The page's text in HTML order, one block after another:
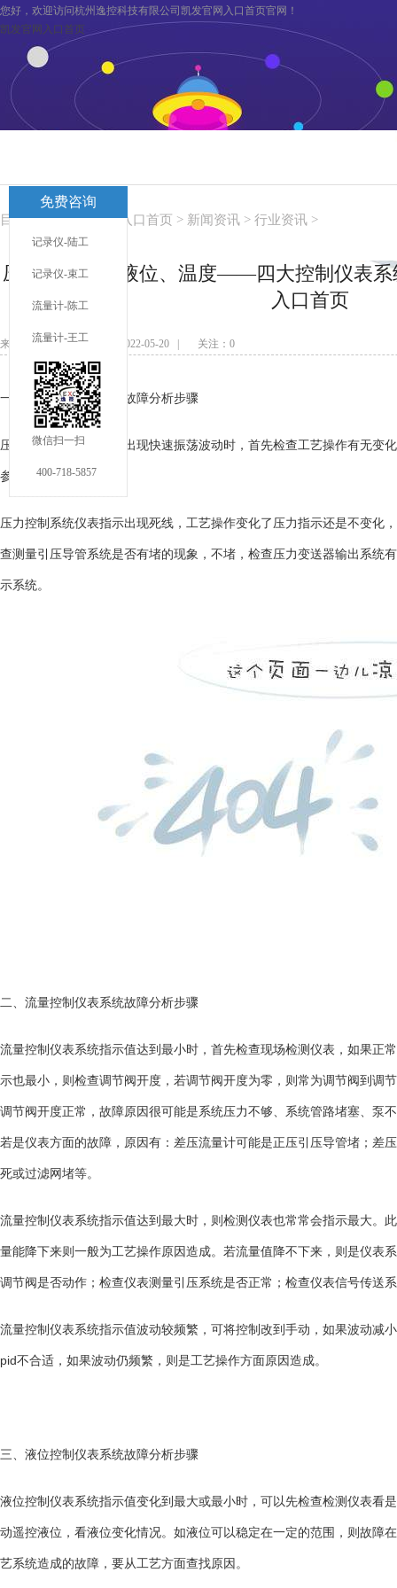
您好，欢迎访问杭州逸控科技有限公司凯发官网入口首页官网！
凯发官网入口首页
联系凯发官网入口首页 服务与支持
目前您在：凯发官网入口首页 > 新闻资讯 > 行业资讯 >
压力、流量、液位、温度——四大控制仪表系
入口首页
来源：未知 发布日期：2022-05-20 | 关注： 0
一、压力控制仪表系统故障分析步骤
压力控制系统仪表指示出现快速振荡波动时，首先检查工艺操作有无变
参数整定不好造成。
压力控制系统仪表指示出现死线，工艺操作变化了压力指示还是不变化
查测量引压导管系统是否有堵的现象，不堵，检查压力变送器输出系统
示系统。
二、流量控制仪表系统故障分析步骤
流量控制仪表系统指示值达到最小时，首先检查现场检测仪表，如果正
示也最小，则检查调节阀开度，若调节阀开度为零，则常为调节阀到调
调节阀开度正常，故障原因很可能是系统压力不够、系统管路堵塞、泵
若是仪表方面的故障，原因有：差压流量计可能是正压引压导管堵； 差
死或过滤网堵等。
流量控制仪表系统指示值达到最大时，则检测仪表也常常会指示最大。
量能降下来则一般为工艺操作原因造成。若流量值降不下来，则是仪表
调节阀是否动作；检查仪表测量引压系统是否正常；检查仪表信号传送
流量控制仪表系统指示值波动较频繁，可将控制改到手动，如果波动减
pid不合适，如果波动仍频繁，则是工艺操作方面原因造成。
三、液位控制仪表系统故障分析步骤
液位控制仪表系统指示值变化到最大或最小时，可以先检查检测仪表看
动遥控液位，看液位变化情况。如液位可以稳定在一定的范围，则故障
艺系统造成的故障，要从工艺方面查找原因。
免费咨询
记录仪-陆工
记录仪-束工
流量计-陈工
流量计-王工
微信扫一扫
400-718-5857